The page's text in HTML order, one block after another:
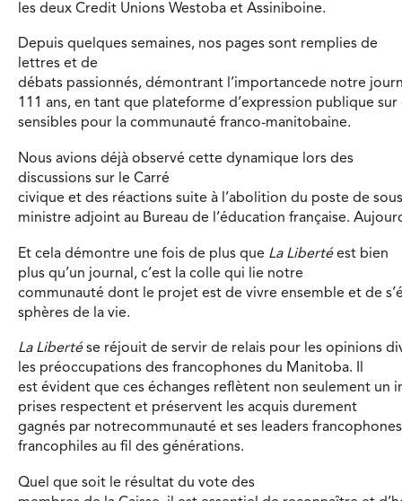
les deux Credit Unions Westoba et Assiniboine.
Depuis quelques semaines, nos pages sont remplies de
lettres et de
débats passionnés, démontrant l’importancede notre
111 ans, en tant que plateforme d’expression publique sur
sensibles pour la communauté franco-manitobaine.
Nous avions déjà observé cette dynamique lors des
discussions sur le Carré
civique et des réactions suite à l’abolition du poste de
ministre adjoint au Bureau de l’éducation française.
Et cela démontre une fois de plus que La Libertéest bien
plus qu’un journal, c’est la colle qui lie notre
communauté dont le projet est de vivre ensemble et de
sphères de la vie.
La Libertése réjouit de servir de relais pour les opinions
les préoccupations des francophones du Manitoba. Il
est évident que ces échanges reflètent non seulement
prises respectent et préservent les acquis durement
gagnés par notrecommunauté et ses leaders
francophiles au fil des générations.
Quel que soit le résultat du vote des